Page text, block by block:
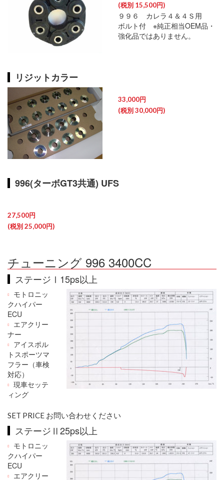
(税別 15,500円)
９９６ カレラ４＆４Ｓ用
ボルト付 ※純正相当OEM品・
強化品ではありません。
リジットカラー
33,000円
(税別 30,000円)
996(ターボGT3共通) UFS
27,500円
(税別 25,000円)
チューニング 996 3400CC
ステージⅠ15ps以上
モトロニッ
クハイパー
ECU
エアクリー
ナー
アイスポル
トスポーツマ
フラー（車検
対応）
現車セッテ
ィング
SET PRICE お問い合わせください
ステージⅡ25ps以上
モトロニッ
クハイパー
ECU
エアクリー